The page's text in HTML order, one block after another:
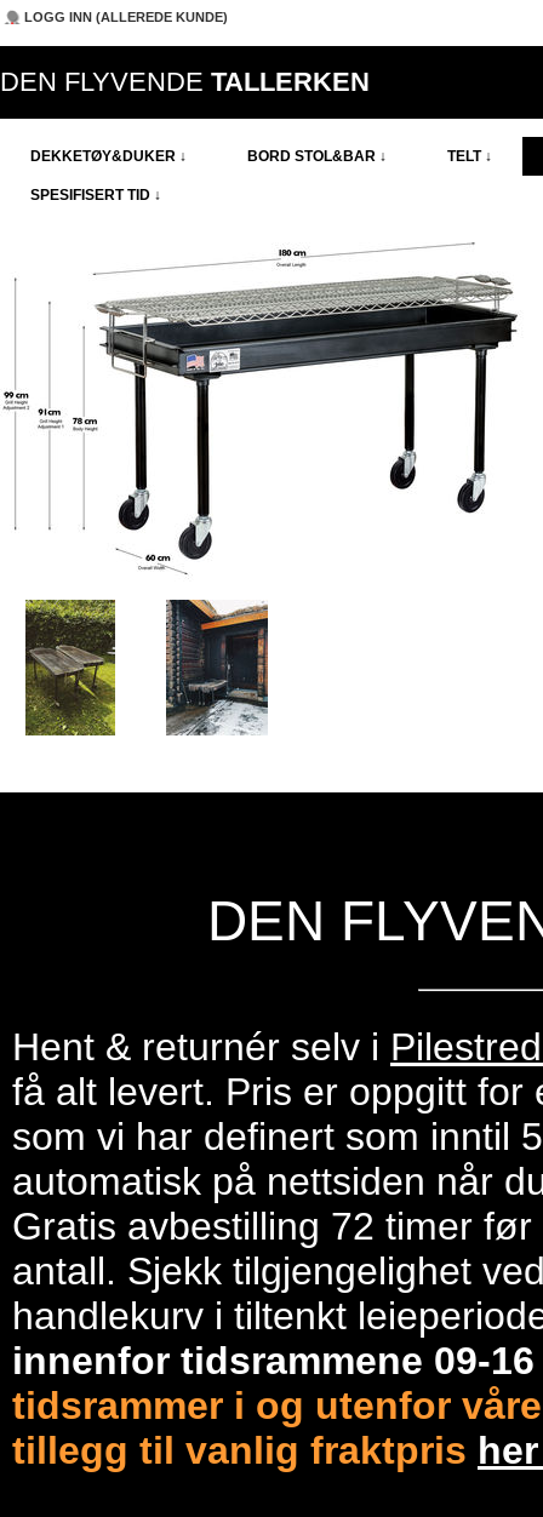
LOGG INN (ALLEREDE KUNDE)
DEN FLYVENDE TALLERKEN
DEKKETØY&DUKER ↓ BORD STOL&BAR ↓ TELT ↓
SPESIFISERT TID ↓
DEN
Hent & returnér selv i
få alt levert. Pris er oppgitt
som vi har definert som inntil
automatisk på nettsiden når
Gratis avbestilling 72 timer
antall. Sjekk tilgjengelighet
handlekurv i tiltenkt
innenfor tidsrammene 09-
tidsrammer i og utenfor
tillegg til vanlig fraktpris